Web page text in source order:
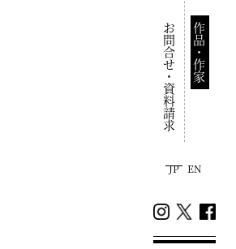
作品・作家
お問合せ・資料請求
JP EN